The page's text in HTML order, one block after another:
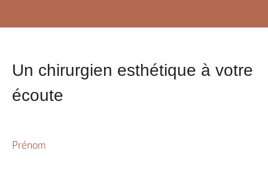
Un chirurgien esthétique à votre
écoute
Prénom